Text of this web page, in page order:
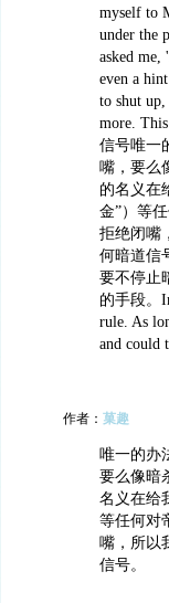
myself to
under the
asked
even a
to shut
more.
信号唯一
嘴，要么
的名义在
金”）等
拒绝闭嘴
何暗道信
要不停止
的手段。
rule. As
and could
作者： 菓趣
唯一的办
要么像暗
名义在给
等任何对
嘴，所以
信号。